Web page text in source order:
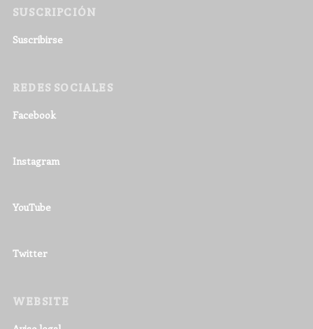
SUSCRIPCIÓN
Suscribirse
REDES SOCIALES
Facebook
Instagram
YouTube
Twitter
WEBSITE